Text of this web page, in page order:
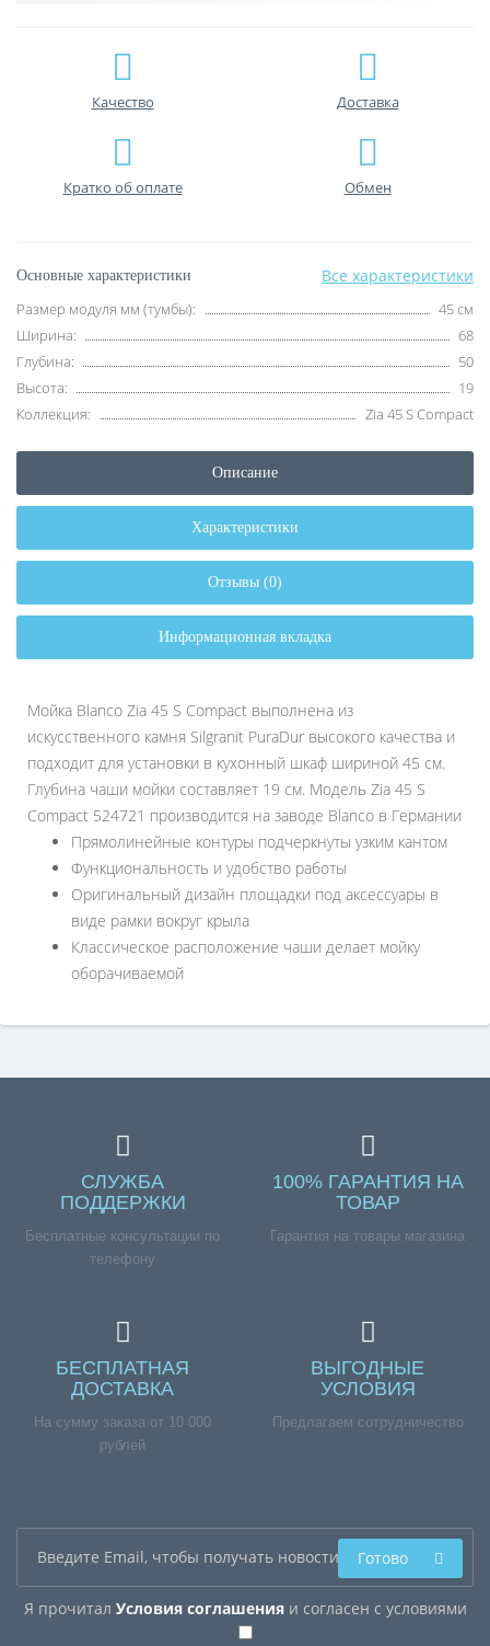
Качество Доставка
Кратко об оплате Обмен
Основные характеристики Все характеристики
Размер модуля мм (тумбы):
45 см
Ширина:
68
Глубина:
50
Высота:
19
Коллекция:
Zia 45 S Compact
Описание
Характеристики
Отзывы (0)
Информационная вкладка
Мойка Blanco Zia 45 S Compact выполнена из
искусственного камня Silgranit PuraDur высокого качества и
подходит для установки в кухонный шкаф шириной 45 см.
Глубина чаши мойки составляет 19 см. Модель Zia 45 S
Compact 524721 производится на заводе Blanco в Германии
Прямолинейные контуры подчеркнуты узким кантом
Функциональность и удобство работы
Оригинальный дизайн площадки под аксессуары в
виде рамки вокруг крыла
Классическое расположение чаши делает мойку
оборачиваемой
СЛУЖБА
ПОДДЕРЖКИ
Бесплатные консультации по
телефону
100% ГАРАНТИЯ НА
ТОВАР
Гарантия на товары магазина
БЕСПЛАТНАЯ
ДОСТАВКА
На сумму заказа от 10 000
рублей
ВЫГОДНЫЕ
УСЛОВИЯ
Предлагаем сотрудничество
Я прочитал Условия соглашенияи согласен с условиями
Готово